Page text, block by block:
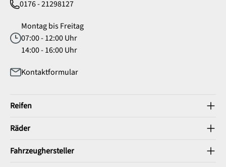
0176 - 21298127
Montag bis Freitag
07:00 - 12:00 Uhr
14:00 - 16:00 Uhr
Kontaktformular
Reifen
Räder
Fahrzeughersteller